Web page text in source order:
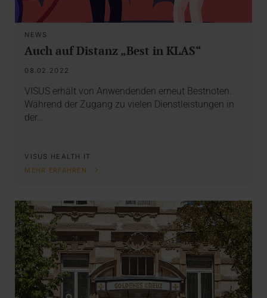
NEWS
Auch auf Distanz „Best in KLAS“
08.02.2022
VISUS erhält von Anwendenden erneut Bestnoten.
Während der Zugang zu vielen Dienstleistungen in
der…
VISUS HEALTH IT
MEHR ERFAHREN